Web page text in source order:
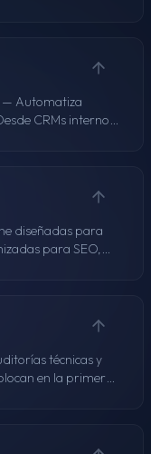
— Automatiza
CRMs internos
diseñadas para
para SEO,
técnicas y
en la primera